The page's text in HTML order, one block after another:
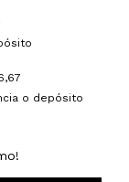
o depósito